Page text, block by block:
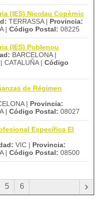
(IES) Nicolau Copèrnic
TERRASSA | Provincia:
| Código Postal: 08225
(IES) Poblenou
BARCELONA |
CATALUÑA | Código
de Régimen
| Provincia:
| Código Postal: 08027
Específica El
VIC | Provincia:
| Código Postal: 08500
5 6 ›